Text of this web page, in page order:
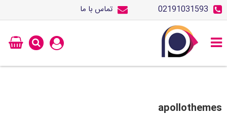
02191031593 تماس با ما
apollothemes